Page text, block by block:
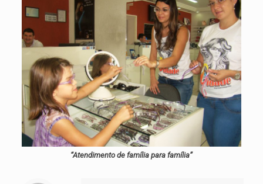
“Atendimento de família para família”